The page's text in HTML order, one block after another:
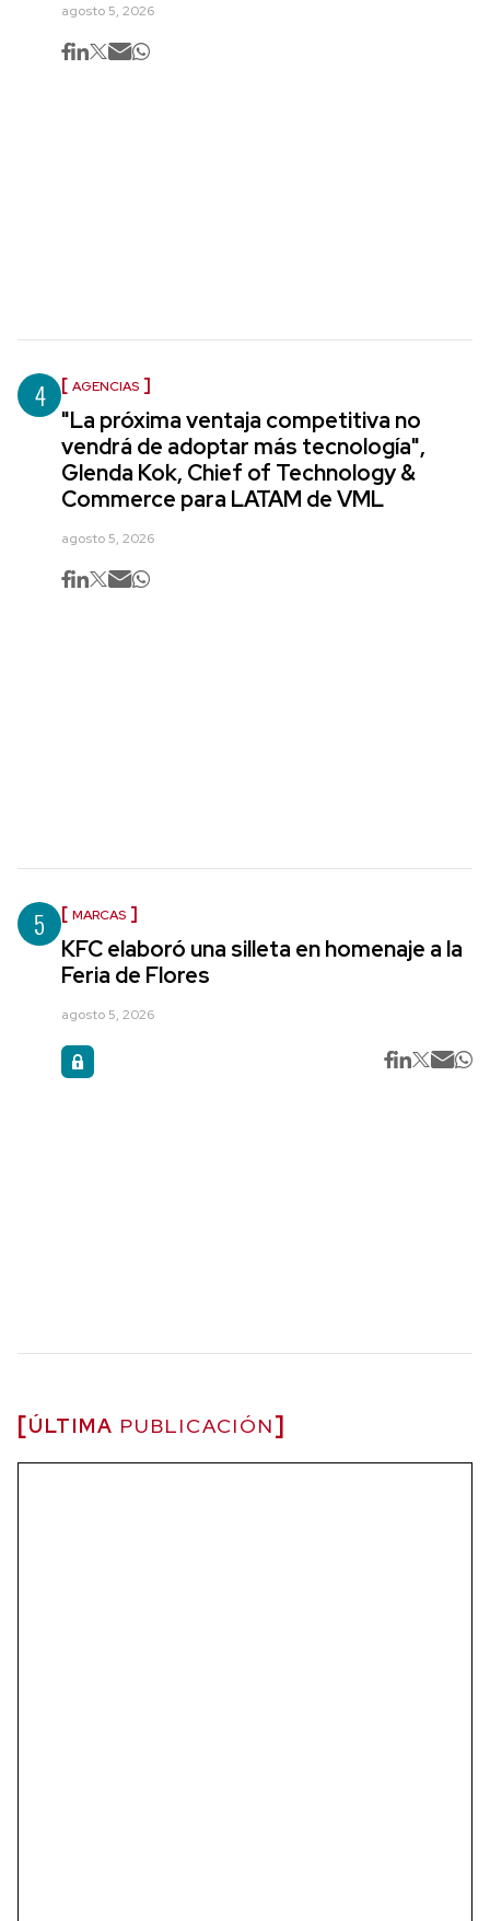
agosto 5, 2026
4 AGENCIAS
"La próxima ventaja competitiva no
vendrá de adoptar más tecnología",
Glenda Kok, Chief of Technology &
Commerce para LATAM de VML
agosto 5, 2026
5 MARCAS
KFC elaboró una silleta en homenaje a la
Feria de Flores
agosto 5, 2026
ÚLTIMA PUBLICACIÓN